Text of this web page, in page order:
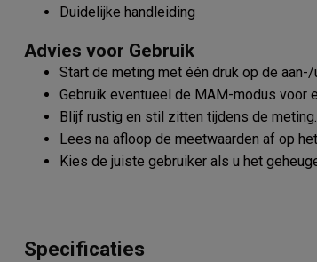
Duidelijke handleiding
Advies voor Gebruik
Start de meting met één druk op de
Gebruik eventueel de MAM-modus voor
Blijf rustig en stil zitten tijdens de meting.
Lees na afloop de meetwaarden af op
Kies de juiste gebruiker als u het
Specificaties